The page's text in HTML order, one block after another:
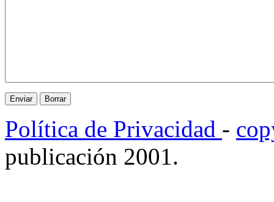
Política de Privacidad -
publicación 2001.